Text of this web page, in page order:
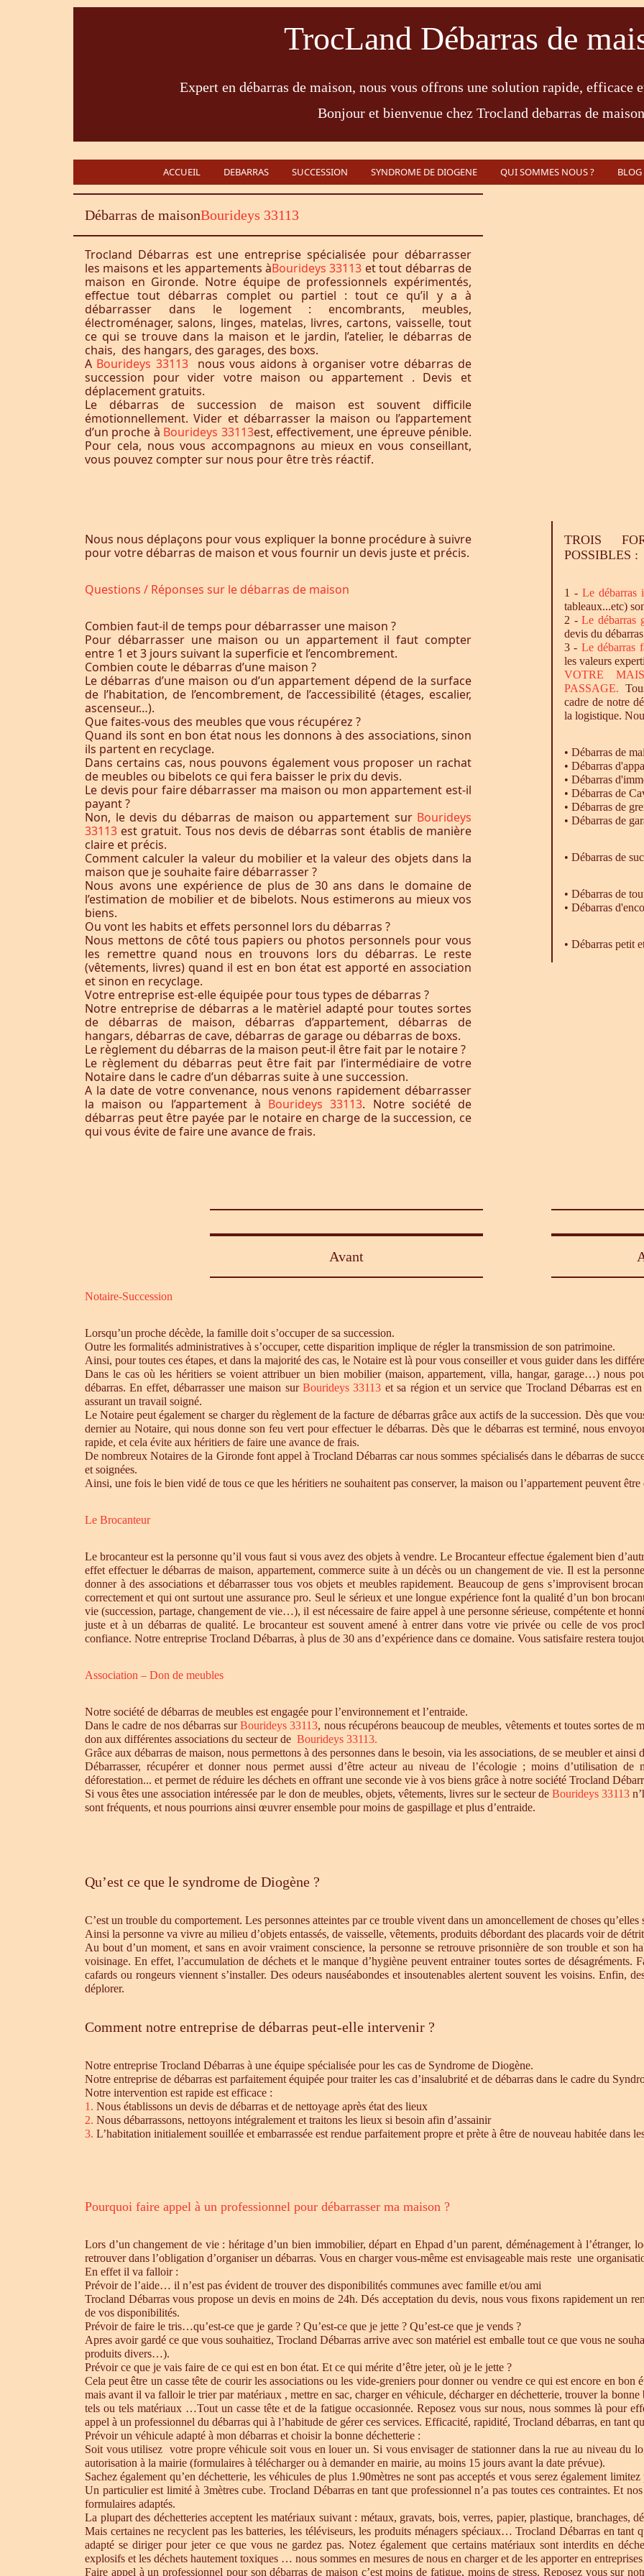
TrocLand Débarras de
Expert en débarras de maison, nous vous offrons une solution rapide, efficace
Bonjour et bienvenue chez Trocland debarras de
ACCUEIL DEBARRAS SUCCESSION SYNDROME DE DIOGENE QUI SOMMES NOUS ? BLOG
Débarras de maisonBourideys 33113
Trocland Débarras est une entreprise spécialisée pour débarrasser
les maisons et les appartements àBourideys 33113 et tout débarras de
maison en Gironde. Notre équipe de professionnels expérimentés,
effectue tout débarras complet ou partiel : tout ce qu’il y a à
débarrasser dans le logement : encombrants, meubles,
électroménager, salons, linges, matelas, livres, cartons, vaisselle, tout
ce qui se trouve dans la maison et le jardin, l’atelier, le débarras de
chais, des hangars, des garages, des boxs.
A Bourideys 33113 nous vous aidons à organiser votre débarras de
succession pour vider votre maison ou appartement . Devis et
déplacement gratuits.
Le débarras de succession de maison est souvent difficile
émotionnellement. Vider et débarrasser la maison ou l’appartement
d’un proche à Bourideys 33113est, effectivement, une épreuve pénible.
Pour cela, nous vous accompagnons au mieux en vous conseillant,
vous pouvez compter sur nous pour être très réactif.
Nous nous déplaçons pour vous expliquer la bonne procédure à suivre
pour votre débarras de maison et vous fournir un devis juste et précis.
Questions / Réponses sur le débarras de maison
Combien faut-il de temps pour débarrasser une maison ?
Pour débarrasser une maison ou un appartement il faut compter
entre 1 et 3 jours suivant la superficie et l’encombrement.
Combien coute le débarras d’une maison ?
Le débarras d’une maison ou d’un appartement dépend de la surface
de l’habitation, de l’encombrement, de l’accessibilité (étages, escalier,
ascenseur…).
Que faites-vous des meubles que vous récupérez ?
Quand ils sont en bon état nous les donnons à des associations, sinon
ils partent en recyclage.
Dans certains cas, nous pouvons également vous proposer un rachat
de meubles ou bibelots ce qui fera baisser le prix du devis.
Le devis pour faire débarrasser ma maison ou mon appartement est-il
payant ?
Non, le devis du débarras de maison ou appartement sur Bourideys
33113 est gratuit. Tous nos devis de débarras sont établis de manière
claire et précis.
Comment calculer la valeur du mobilier et la valeur des objets dans la
maison que je souhaite faire débarrasser ?
Nous avons une expérience de plus de 30 ans dans le domaine de
l’estimation de mobilier et de bibelots. Nous estimerons au mieux vos
biens.
Ou vont les habits et effets personnel lors du débarras ?
Nous mettons de côté tous papiers ou photos personnels pour vous
les remettre quand nous en trouvons lors du débarras. Le reste
(vêtements, livres) quand il est en bon état est apporté en association
et sinon en recyclage.
Votre entreprise est-elle équipée pour tous types de débarras ?
Notre entreprise de débarras a le matèriel adapté pour toutes sortes
de débarras de maison, débarras d’appartement, débarras de
hangars, débarras de cave, débarras de garage ou débarras de boxs.
Le règlement du débarras de la maison peut-il être fait par le notaire ?
Le règlement du débarras peut être fait par l’intermédiaire de votre
Notaire dans le cadre d’un débarras suite à une succession.
A la date de votre convenance, nous venons rapidement débarrasser
la maison ou l’appartement à Bourideys 33113. Notre société de
débarras peut être payée par le notaire en charge de la succession, ce
qui vous évite de faire une avance de frais.
TROIS
POSSIBLES :
1 -Ledébarras
tableaux...etc)
2 -Ledébarras
devis du
3 - Ledébarras
les valeurs
VOTRE
PASSAGE.
cadre de notre
la logistique.
• Débarras de
• Débarras
• Débarras
• Débarras de
• Débarras de
• Débarras de
• Débarras de
• Débarras de
• Débarras
• Débarras petit
Avant
Notaire-Succession
Lorsqu’un proche décède, la famille doit s’occuper de sa succession.
Outre les formalités administratives à s’occuper, cette disparition implique de régler la transmission de son patrimoine.
Ainsi, pour toutes ces étapes, et dans la majorité des cas, le Notaire est là pour vous conseiller et vous guider dans les
Dans le cas où les héritiers se voient attribuer un bien mobilier (maison, appartement, villa, hangar, garage…) nous
débarras. En effet, débarrasser une maison sur Bourideys 33113 et sa région et un service que Trocland Débarras est
assurant un travail soigné.
Le Notaire peut également se charger du règlement de la facture de débarras grâce aux actifs de la succession. Dès que
dernier au Notaire, qui nous donne son feu vert pour effectuer le débarras. Dès que le débarras est terminé, nous
rapide, et cela évite aux héritiers de faire une avance de frais.
De nombreux Notaires de la Gironde font appel à Trocland Débarras car nous sommes spécialisés dans le débarras de
et soignées.
Ainsi, une fois le bien vidé de tous ce que les héritiers ne souhaitent pas conserver, la maison ou l’appartement peuvent
Le Brocanteur
Le brocanteur est la personne qu’il vous faut si vous avez des objets à vendre. Le Brocanteur effectue également bien
effet effectuer le débarras de maison, appartement, commerce suite à un décès ou un changement de vie. Il est la
donner à des associations et débarrasser tous vos objets et meubles rapidement. Beaucoup de gens s’improvisent
correctement et qui ont surtout une assurance pro. Seul le sérieux et une longue expérience font la qualité d’un bon
vie (succession, partage, changement de vie…), il est nécessaire de faire appel à une personne sérieuse, compétente et
juste et à un débarras de qualité. Le brocanteur est souvent amené à entrer dans votre vie privée ou celle de vos
confiance. Notre entreprise Trocland Débarras, à plus de 30 ans d’expérience dans ce domaine. Vous satisfaire restera
Association – Don de meubles
Notre société de débarras de meubles est engagée pour l’environnement et l’entraide.
Dans le cadre de nos débarras surBourideys 33113, nous récupérons beaucoup de meubles, vêtements et toutes sortes de
don aux différentes associations du secteur de Bourideys 33113.
Grâce aux débarras de maison, nous permettons à des personnes dans le besoin, via les associations, de se meubler et
Débarrasser, récupérer et donner nous permet aussi d’être acteur au niveau de l’écologie ; moins d’utilisation
déforestation... et permet de réduire les déchets en offrant une seconde vie à vos biens grâce à notre société Trocland
Si vous êtes une association intéressée par le don de meubles, objets, vêtements, livres sur le secteur deBourideys 33113
sont fréquents, et nous pourrions ainsi œuvrer ensemble pour moins de gaspillage et plus d’entraide.
Qu’est ce que le syndrome de Diogène ?
C’est un trouble du comportement. Les personnes atteintes par ce trouble vivent dans un amoncellement de choses
Ainsi la personne va vivre au milieu d’objets entassés, de vaisselle, vêtements, produits débordant des placards voir de
Au bout d’un moment, et sans en avoir vraiment conscience, la personne se retrouve prisonnière de son trouble et son
voisinage. En effet, l’accumulation de déchets et le manque d’hygiène peuvent entrainer toutes sortes de désagréments.
cafards ou rongeurs viennent s’installer. Des odeurs nauséabondes et insoutenables alertent souvent les voisins. Enfin,
déplorer.
Comment notre entreprise de débarras peut-elle intervenir ?
Notre entreprise Trocland Débarras à une équipe spécialisée pour les cas de Syndrome de Diogène.
Notre entreprise de débarras est parfaitement équipée pour traiter les cas d’insalubrité et de débarras dans le cadre du
Notre intervention est rapide est efficace :
1. Nous établissons un devis de débarras et de nettoyage après état des lieux
2. Nous débarrassons, nettoyons intégralement et traitons les lieux si besoin afin d’assainir
3. L’habitation initialement souillée et embarrassée est rendue parfaitement propre et prète à être de nouveau habitée dans
Pourquoi faire appel à un professionnel pour débarrasser ma maison ?
Lors d’un changement de vie : héritage d’un bien immobilier, départ en Ehpad d’un parent, déménagement à
retrouver dans l’obligation d’organiser un débarras. Vous en charger vous-même est envisageable mais reste une
En effet il va falloir :
Prévoir de l’aide… il n’est pas évident de trouver des disponibilités communes avec famille et/ou ami
Trocland Débarras vous propose un devis en moins de 24h. Dés acceptation du devis, nous vous fixons rapidement un
de vos disponibilités.
Prévoir de faire le tris…qu’est-ce que je garde ? Qu’est-ce que je jette ? Qu’est-ce que je vends ?
Apres avoir gardé ce que vous souhaitiez, Trocland Débarras arrive avec son matériel est emballe tout ce que vous ne
produits divers…).
Prévoir ce que je vais faire de ce qui est en bon état. Et ce qui mérite d’être jeter, où je le jette ?
Cela peut être un casse tête de courir les associations ou les vide-greniers pour donner ou vendre ce qui est encore en bon
mais avant il va falloir le trier par matériaux , mettre en sac, charger en véhicule, décharger en déchetterie, trouver la
tels ou tels matériaux …Tout un casse tête et de la fatigue occasionnée. Reposez vous sur nous, nous sommes là pour
appel à un professionnel du débarras qui à l’habitude de gérer ces services. Efficacité, rapidité, Trocland débarras, en tant
Prévoir un véhicule adapté à mon débarras et choisir la bonne déchetterie :
Soit vous utilisez votre propre véhicule soit vous en louer un. Si vous envisager de stationner dans la rue au niveau du
autorisation à la mairie (formulaires à télécharger ou à demander en mairie, au moins 15 jours avant la date prévue).
Sachez également qu’en déchetterie, les véhicules de plus 1.90mètres ne sont pas acceptés et vous serez également
Un particulier est limité à 3mètres cube. Trocland Débarras en tant que professionnel n’a pas toutes ces contraintes. Et
formulaires adaptés.
La plupart des déchetteries acceptent les matériaux suivant : métaux, gravats, bois, verres, papier, plastique, branchages,
Mais certaines ne recyclent pas les batteries, les téléviseurs, les produits ménagers spéciaux… Trocland Débarras en tant
adapté se diriger pour jeter ce que vous ne gardez pas. Notez également que certains matériaux sont interdits en
explosifs et les déchets hautement toxiques … nous sommes en mesures de nous en charger et de les apporter en
Faire appel à un professionnel pour son débarras de maison c’est moins de fatigue, moins de stress. Reposez vous sur